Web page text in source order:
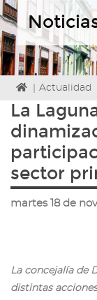
Icono
Home
para
a
la
página
de
Actualidad
La
sector
martes 18 de
La concejalía de
distintas